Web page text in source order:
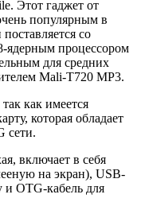
Этот гаджет от
популярным в
со
ядерным процессором
для средних
Mali-T720 MP3.
как имеется
которая обладает
сети.
включает в себя
на экран), USB-
и OTG-кабель для